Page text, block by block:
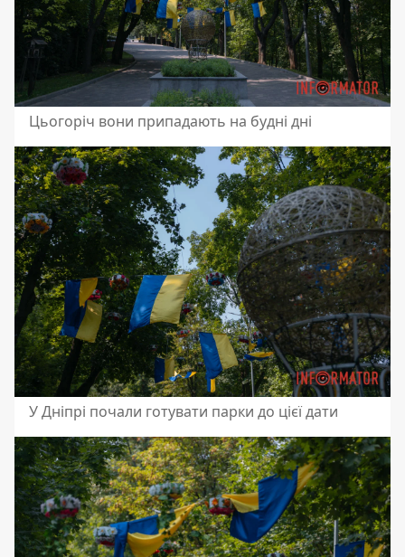
Цьогоріч вони припадають на будні дні
У Дніпрі почали готувати парки до цієї дати